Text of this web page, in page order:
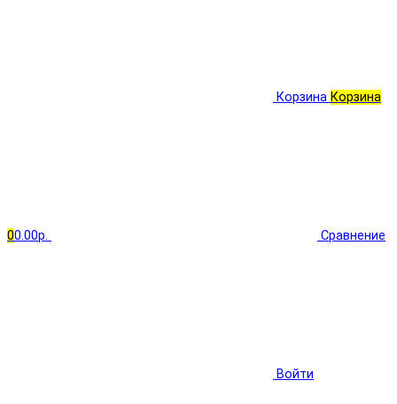
Корзина Корзина
00.00р. Сравнение
Войти